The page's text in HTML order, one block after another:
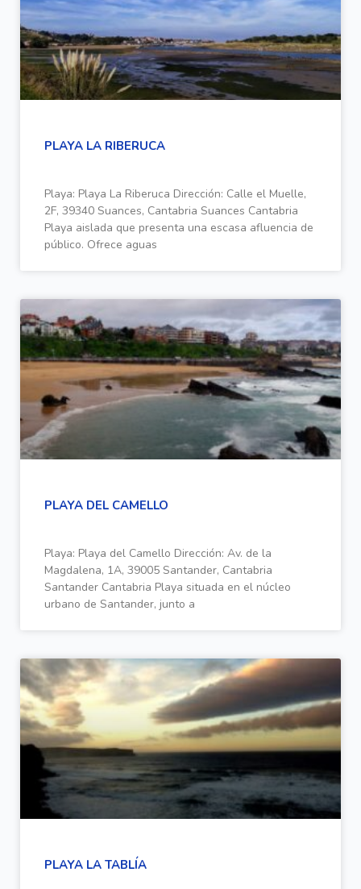
PLAYA LA RIBERUCA
Playa: Playa La Riberuca Dirección: Calle el Muelle,
2F, 39340 Suances, Cantabria Suances Cantabria
Playa aislada que presenta una escasa afluencia de
público. Ofrece aguas
PLAYA DEL CAMELLO
Playa: Playa del Camello Dirección: Av. de la
Magdalena, 1A, 39005 Santander, Cantabria
Santander Cantabria Playa situada en el núcleo
urbano de Santander, junto a
PLAYA LA TABLÍA